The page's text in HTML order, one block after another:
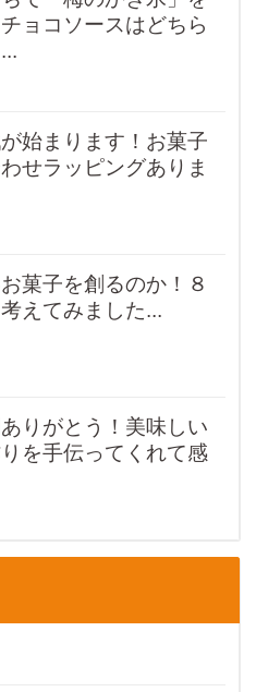
ョコソースはどちら
始まります！お菓子
せラッピングありま
菓子を創るのか！８
えてみました...
りがとう！美味しい
を手伝ってくれて感